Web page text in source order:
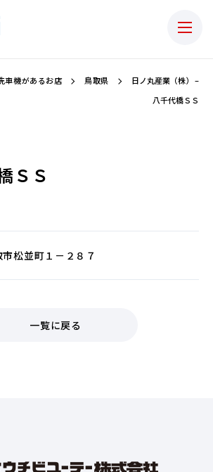
機があるお店 鳥取県
日ノ丸産業（株） –
八千代橋ＳＳ
ＳＳ
市松並町１－２８７
一覧に戻る